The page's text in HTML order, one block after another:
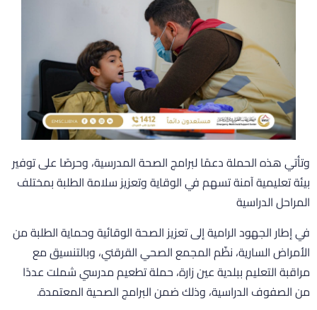
هذه الحملة دعمًا لبرامج الصحة المدرسية، وحرصًا على توفير
تعليمية آمنة تسهم في الوقاية وتعزيز سلامة الطلبة بمختلف
الدراسية
إطار الجهود الرامية إلى تعزيز الصحة الوقائية وحماية الطلبة من
السارية، نظّم المجمع الصحي القرقني، وبالتنسيق مع
التعليم ببلدية عين زارة، حملة تطعيم مدرسي شملت عددًا
الصفوف الدراسية، وذلك ضمن البرامج الصحية المعتمدة.